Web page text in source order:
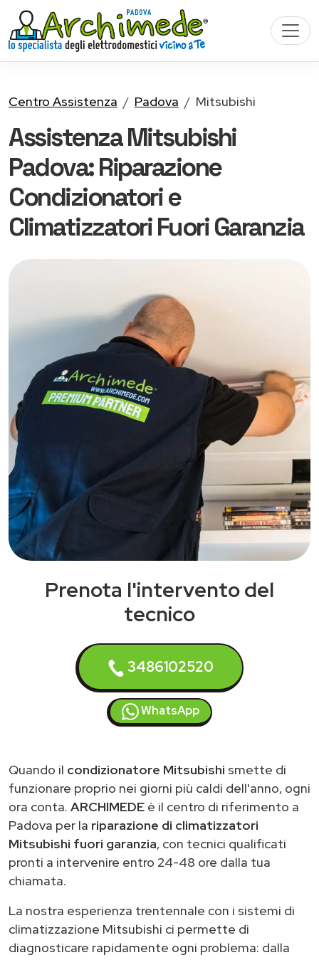
Centro Assistenza Padova Mitsubishi
Assistenza Mitsubishi
Padova: Riparazione
Condizionatori e
Climatizzatori Fuori Garanzia
Prenota l'intervento del
tecnico
3486102520
WhatsApp
Quando il condizionatore Mitsubishi smette di
funzionare proprio nei giorni più caldi dell'anno, ogni
ora conta. ARCHIMEDE è il centro di riferimento a
Padova per la riparazione di climatizzatori
Mitsubishi fuori garanzia, con tecnici qualificati
pronti a intervenire entro 24-48 ore dalla tua
chiamata.
La nostra esperienza trentennale con i sistemi di
climatizzazione Mitsubishi ci permette di
diagnosticare rapidamente ogni problema: dalla